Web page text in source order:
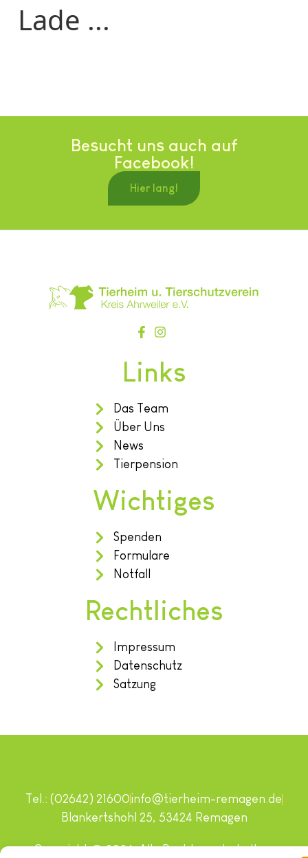
Lade ...
Besucht uns auch auf
Facebook!
Hier lang!
Links
Das Team
Über Uns
News
Tierpension
Wichtiges
Spenden
Formulare
Notfall
Rechtliches
Impressum
Datenschutz
Satzung
Copyright © 2024. Alle Rechte vorbehalten.
Tel.: (02642) 21600info@tierheim-remagen.de
Blankertshohl 25, 53424 Remagen